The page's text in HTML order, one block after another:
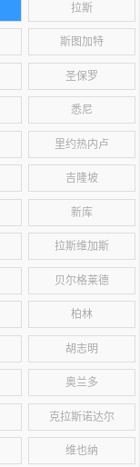
拉斯
斯图加特
圣保罗
悉尼
里约热内卢
吉隆坡
新库
拉斯维加斯
贝尔格莱德
柏林
胡志明
奥兰多
克拉斯诺达尔
维也纳